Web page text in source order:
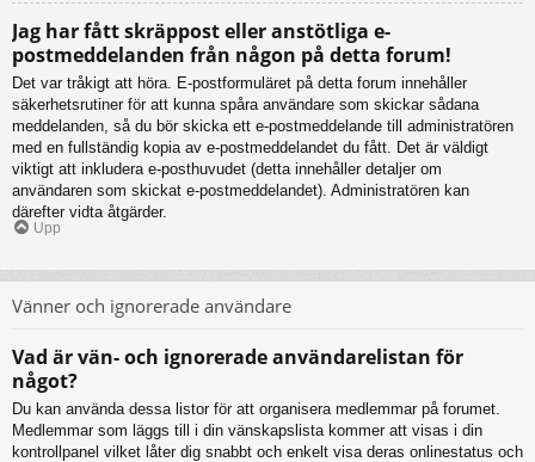
Jag har fått skräppost eller anstötliga e-
postmeddelanden från någon på detta forum!
Det var tråkigt att höra. E-postformuläret på detta forum innehåller
säkerhetsrutiner för att kunna spåra användare som skickar sådana
meddelanden, så du bör skicka ett e-postmeddelande till administratören
med en fullständig kopia av e-postmeddelandet du fått. Det är väldigt
viktigt att inkludera e-posthuvudet (detta innehåller detaljer om
användaren som skickat e-postmeddelandet). Administratören kan
därefter vidta åtgärder.
Upp
Vänner och ignorerade användare
Vad är vän- och ignorerade användarelistan för
något?
Du kan använda dessa listor för att organisera medlemmar på forumet.
Medlemmar som läggs till i din vänskapslista kommer att visas i din
kontrollpanel vilket låter dig snabbt och enkelt visa deras onlinestatus och